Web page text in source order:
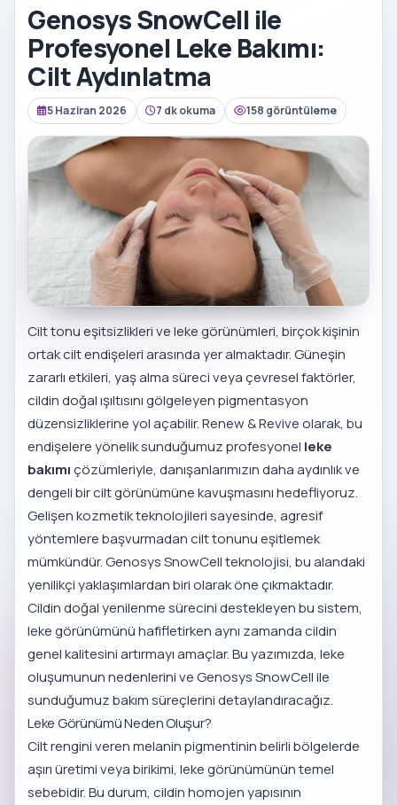
Genosys SnowCell ile
Profesyonel Leke Bakımı:
Cilt Aydınlatma
5 Haziran 2026 7 dk okuma 158 görüntüleme
Cilt tonu eşitsizlikleri ve leke görünümleri, birçok kişinin
ortak cilt endişeleri arasında yer almaktadır. Güneşin
zararlı etkileri, yaş alma süreci veya çevresel faktörler,
cildin doğal ışıltısını gölgeleyen pigmentasyon
düzensizliklerine yol açabilir. Renew & Revive olarak, bu
endişelere yönelik sunduğumuz profesyonel leke
bakımıçözümleriyle, danışanlarımızın daha aydınlık ve
dengeli bir cilt görünümüne kavuşmasını hedefliyoruz.
Gelişen kozmetik teknolojileri sayesinde, agresif
yöntemlere başvurmadan cilt tonunu eşitlemek
mümkündür. Genosys SnowCell teknolojisi, bu alandaki
yenilikçi yaklaşımlardan biri olarak öne çıkmaktadır.
Cildin doğal yenilenme sürecini destekleyen bu sistem,
leke görünümünü hafifletirken aynı zamanda cildin
genel kalitesini artırmayı amaçlar. Bu yazımızda, leke
oluşumunun nedenlerini ve Genosys SnowCell ile
sunduğumuz bakım süreçlerini detaylandıracağız.
Leke Görünümü Neden Oluşur?
Cilt rengini veren melanin pigmentinin belirli bölgelerde
aşırı üretimi veya birikimi, leke görünümünün temel
sebebidir. Bu durum, cildin homojen yapısının